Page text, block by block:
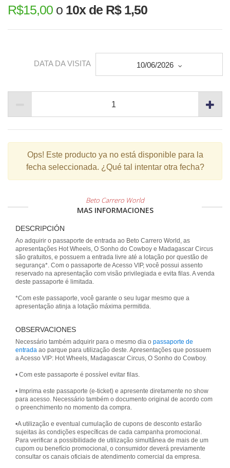
R$15,00 o 10x de R$ 1,50
DATA DA VISITA 10/06/2026
Ops! Este producto ya no está disponible para la
fecha seleccionada. ¿Qué tal intentar otra fecha?
Beto Carrero World
MAS INFORMACIONES
DESCRIPCIÓN
Ao adquirir o passaporte de entrada ao Beto Carrero World, as
apresentações Hot Wheels, O Sonho do Cowboy e Madagascar Circus
são gratuitos, e possuem a entrada livre até a lotação por questão de
segurança*. Com o passaporte de Acesso VIP, você possui assento
reservado na apresentação com visão privilegiada e evita filas. A venda
deste passaporte é limitada.
*Com este passaporte, você garante o seu lugar mesmo que a
apresentação atinja a lotação máxima permitida.
OBSERVACIONES
Necessário também adquirir para o mesmo dia o passaporte de
entrada ao parque para utilização deste. Apresentações que possuem
a Acesso VIP: Hot Wheels, Madagascar Circus, O Sonho do Cowboy.
• Com este passaporte é possível evitar filas.
• Imprima este passaporte (e-ticket) e apresente diretamente no show
para acesso. Necessário também o documento original de acordo com
o preenchimento no momento da compra.
•A utilização e eventual cumulação de cupons de desconto estarão
sujeitas às condições específicas de cada campanha promocional.
Para verificar a possibilidade de utilização simultânea de mais de um
cupom ou benefício promocional, o consumidor deverá previamente